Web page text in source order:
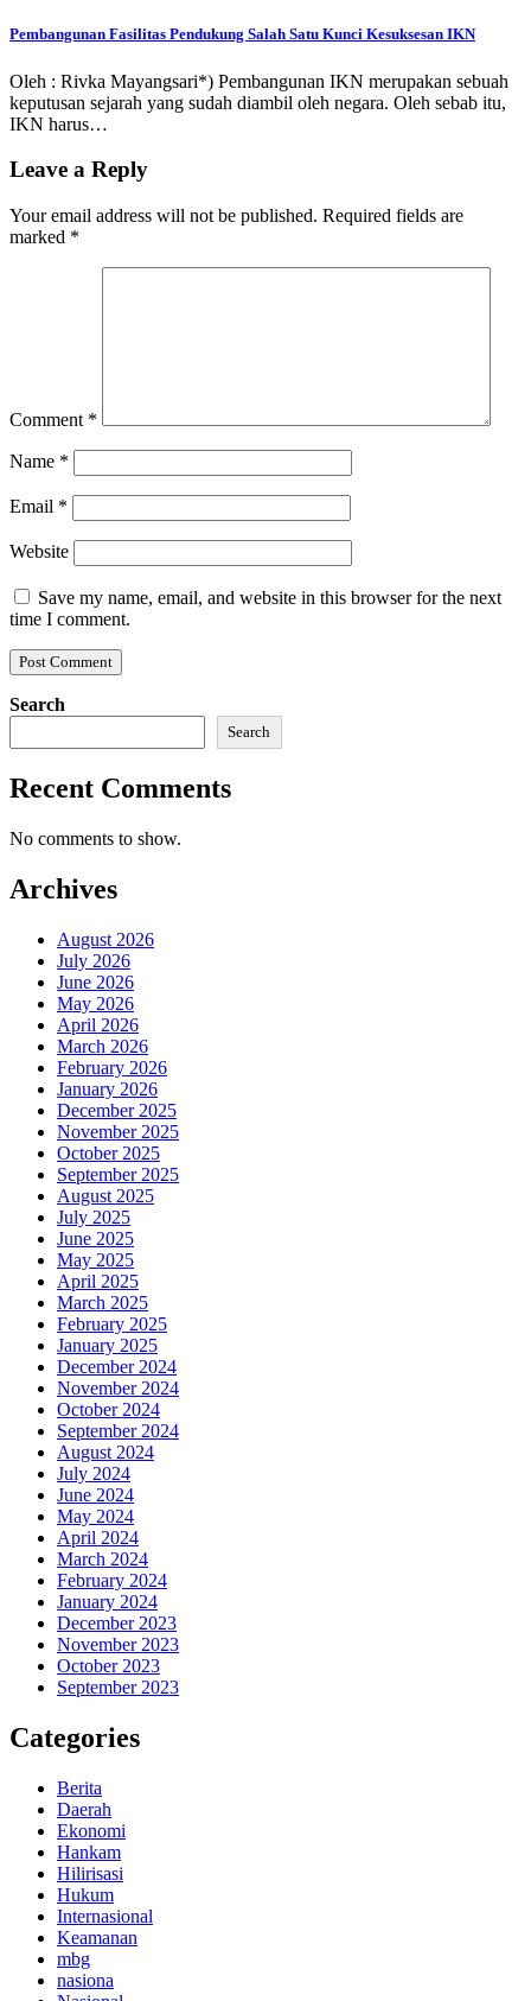
Pembangunan Fasilitas Pendukung Salah Satu Kunci Kesuksesan IKN
Oleh : Rivka Mayangsari*) Pembangunan IKN merupakan sebuah
keputusan sejarah yang sudah diambil oleh negara. Oleh sebab itu,
IKN harus…
Leave a Reply
Your email address will not be published. Required fields are
marked *
Comment *
Name *
Email *
Website
Save my name, email, and website in this browser for the next
time I comment.
Search
Search
Recent Comments
No comments to show.
Archives
August 2026
July 2026
June 2026
May 2026
April 2026
March 2026
February 2026
January 2026
December 2025
November 2025
October 2025
September 2025
August 2025
July 2025
June 2025
May 2025
April 2025
March 2025
February 2025
January 2025
December 2024
November 2024
October 2024
September 2024
August 2024
July 2024
June 2024
May 2024
April 2024
March 2024
February 2024
January 2024
December 2023
November 2023
October 2023
September 2023
Categories
Berita
Daerah
Ekonomi
Hankam
Hilirisasi
Hukum
Internasional
Keamanan
mbg
nasiona